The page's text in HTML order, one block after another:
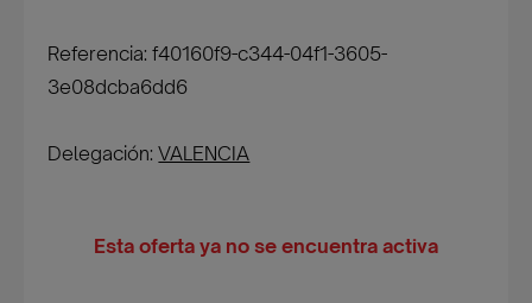
Referencia: f40160f9-c344-04f1-3605-
3e08dcba6dd6
Delegación:VALENCIA
Esta oferta ya no se encuentra activa